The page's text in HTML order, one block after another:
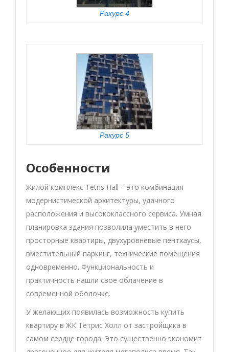
Ракурс 4
Ракурс 5
Особенности
Жилой комплекс Tetris Hall – это комбинация
модернистической архитектуры, удачного
расположения и высококлассного сервиса. Умная
планировка здания позволила уместить в него
просторные квартиры, двухуровневые пентхаусы,
вместительный паркинг, технические помещения
одновременно. Функциональность и
практичность нашли свое облачение в
современной оболочке.
У желающих появилась возможность купить
квартиру в ЖК Тетрис Холл от застройщика в
самом сердце города. Это существенно экономит